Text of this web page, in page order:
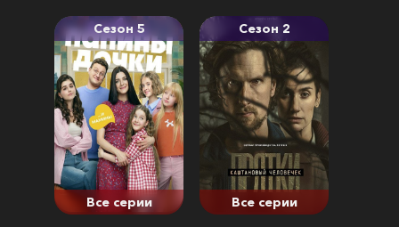
DLRip)
Сезон 5
Все серии
Сезон 2
Все серии